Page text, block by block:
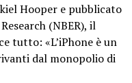
Hooper e pubblicato
(NBER), il
tutto: «L’iPhone è un
dal monopolio di